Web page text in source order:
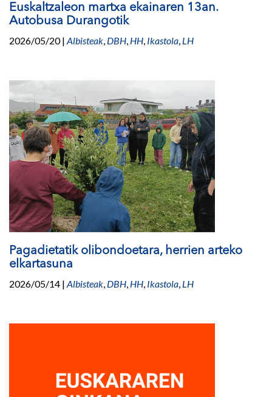
Euskaltzaleon martxa ekainaren 13an.
Autobusa Durangotik
2026/05/20| Albisteak, DBH, HH, Ikastola, LH
Pagadietatik olibondoetara, herrien arteko
elkartasuna
2026/05/14 | Albisteak, DBH, HH, Ikastola, LH